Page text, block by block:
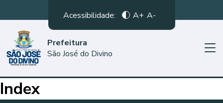
Acessibilidade: A+ A-
Prefeitura
São José do Divino
Index